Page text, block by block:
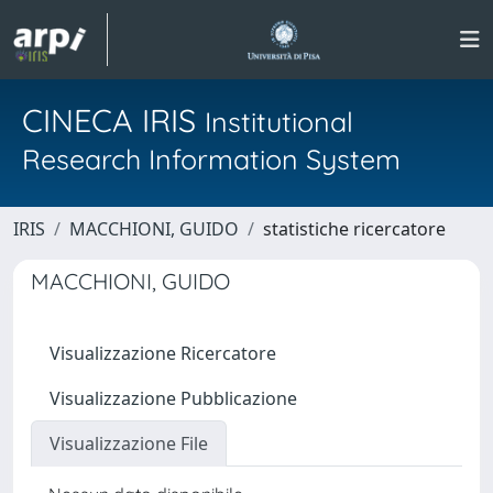
CINECA IRIS Institutional
Research Information System
IRIS MACCHIONI, GUIDO statistiche ricercatore
MACCHIONI, GUIDO
Visualizzazione Ricercatore
Visualizzazione Pubblicazione
Visualizzazione File